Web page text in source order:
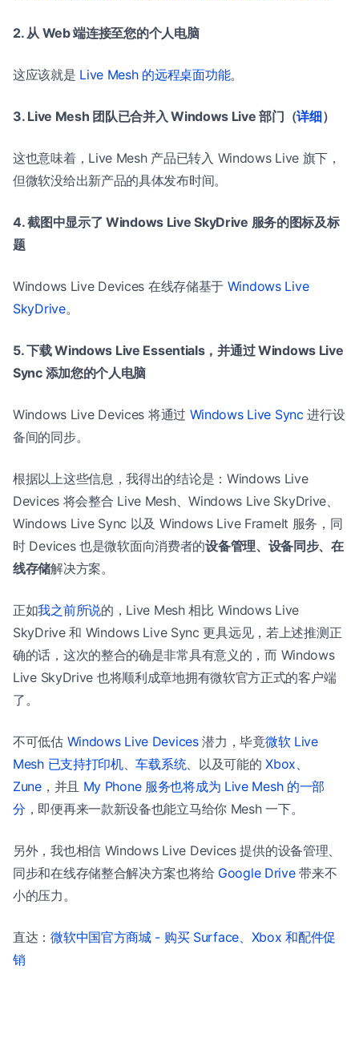
2. 从 Web 端连接至您的个人电脑
这应该就是 Live Mesh 的远程桌面功能。
3. Live Mesh 团队已合并入 Windows Live 部门（详细）
这也意味着，Live Mesh 产品已转入 Windows Live 旗下，
但微软没给出新产品的具体发布时间。
4. 截图中显示了 Windows Live SkyDrive 服务的图标及标
题
Windows Live Devices 在线存储基于 Windows Live
SkyDrive。
5. 下载 Windows Live Essentials，并通过 Windows Live
Sync 添加您的个人电脑
Windows Live Devices 将通过 Windows Live Sync 进行设
备间的同步。
根据以上这些信息，我得出的结论是：Windows Live
Devices 将会整合 Live Mesh、Windows Live SkyDrive、
Windows Live Sync 以及 Windows Live FrameIt 服务，同
时 Devices 也是微软面向消费者的设备管理、设备同步、在
线存储解决方案。
正如我之前所说的，Live Mesh 相比 Windows Live
SkyDrive 和 Windows Live Sync 更具远见，若上述推测正
确的话，这次的整合的确是非常具有意义的，而 Windows
Live SkyDrive 也将顺利成章地拥有微软官方正式的客户端
了。
不可低估 Windows Live Devices潜力，毕竟微软 Live
Mesh 已支持打印机、车载系统、以及可能的Xbox、
Zune，并且 My Phone 服务也将成为 Live Mesh 的一部
分 ，即便再来一款新设备也能立马给你 Mesh 一下。
另外，我也相信 Windows Live Devices 提供的设备管理、
同步和在线存储整合解决方案也将给 Google Drive带来不
小的压力。
直达：微软中国官方商城 - 购买 Surface、Xbox 和配件促
销